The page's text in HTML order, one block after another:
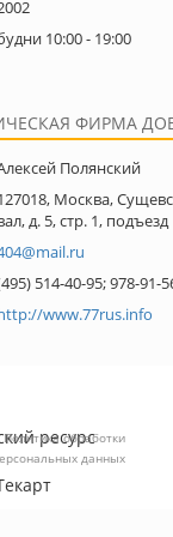
10:00 - 19:00
ФИРМА
Полянский
Москва,
д. 5, стр. 1, подъезд
514-40-95; 978-91-
www.77rus.info
ресурс
Политика обработки
данных